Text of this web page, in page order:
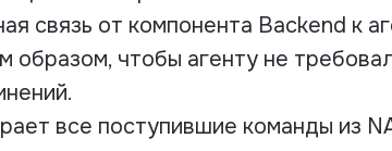
связь от компонента Backend к
образом, чтобы агенту не
все поступившие команды из